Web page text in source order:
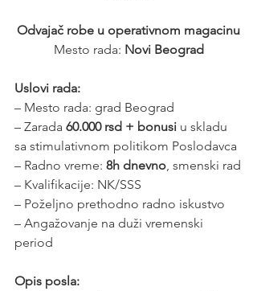
Odvajač robe u operativnom magacinu
Mesto rada: Novi Beograd
Uslovi rada:
– Mesto rada: grad Beograd
– Zarada 60.000 rsd + bonusi u skladu
sa stimulativnom politikom Poslodavca
– Radno vreme: 8h dnevno, smenski rad
– Kvalifikacije: NK/SSS
– Poželjno prethodno radno iskustvo
– Angažovanje na duži vremenski
period
Opis posla: